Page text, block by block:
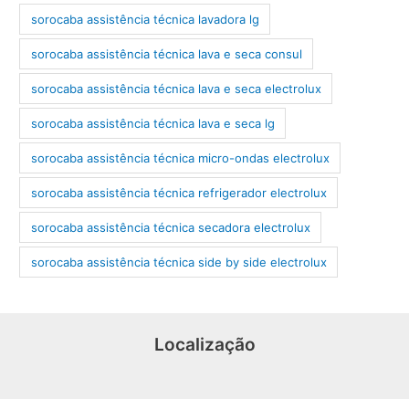
sorocaba assistência técnica lavadora lg
sorocaba assistência técnica lava e seca consul
sorocaba assistência técnica lava e seca electrolux
sorocaba assistência técnica lava e seca lg
sorocaba assistência técnica micro-ondas electrolux
sorocaba assistência técnica refrigerador electrolux
sorocaba assistência técnica secadora electrolux
sorocaba assistência técnica side by side electrolux
Localização